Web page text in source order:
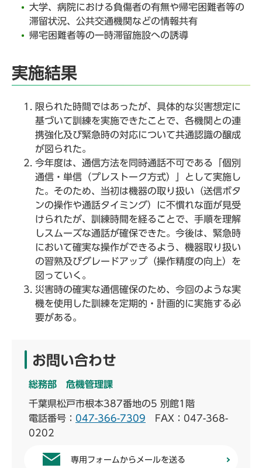
大学、病院における負傷者の有無や帰宅困難者等の
滞留状況、公共交通機関などの情報共有
帰宅困難者等の一時滞留施設への誘導
実施結果
限られた時間ではあったが、具体的な災害想定に
基づいて訓練を実施できたことで、各機関との連
携強化及び緊急時の対応について共通認識の醸成
が図られた。
今年度は、通信方法を同時通話不可である「個別
通信・単信（プレストーク方式）」として実施し
た。そのため、当初は機器の取り扱い（送信ボタ
ンの操作や通話タイミング）に不慣れな面が見受
けられたが、訓練時間を経ることで、手順を理解
しスムーズな通話が確保できた。今後は、緊急時
において確実な操作ができるよう、機器取り扱い
の習熟及びグレードアップ（操作精度の向上）を
図っていく。
災害時の確実な通信確保のため、今回のような実
機を使用した訓練を定期的・計画的に実施する必
要がある。
お問い合わせ
総務部 危機管理課
千葉県松戸市根本387番地の5 別館1階
電話番号： 047-366-7309 FAX：047-368-
0202
専用フォームからメールを送る